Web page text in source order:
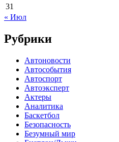
31
« Июл
Рубрики
Автоновости
Автособытия
Автоспорт
Автоэксперт
Актеры
Аналитика
Баскетбол
Безопасность
Безумный мир